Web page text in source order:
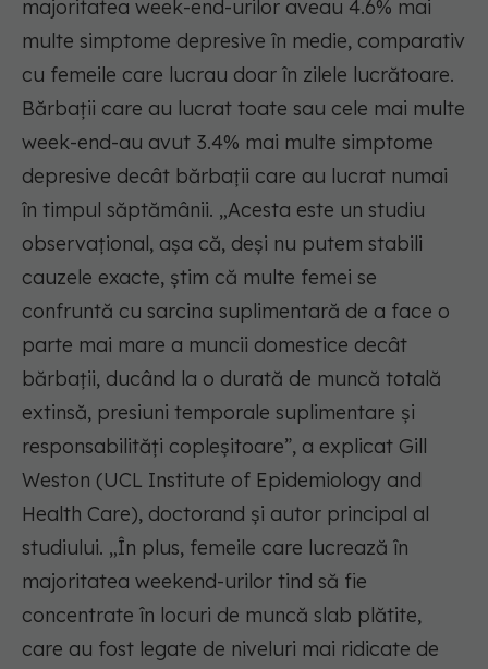
majoritatea week-end-urilor aveau 4.6% mai
multe simptome depresive în medie, comparativ
cu femeile care lucrau doar în zilele lucrătoare.
Bărbații care au lucrat toate sau cele mai multe
week-end-au avut 3.4% mai multe simptome
depresive decât bărbații care au lucrat numai
în timpul săptămânii. „Acesta este un studiu
observațional, așa că, deși nu putem stabili
cauzele exacte, știm că multe femei se
confruntă cu sarcina suplimentară de a face o
parte mai mare a muncii domestice decât
bărbații, ducând la o durată de muncă totală
extinsă, presiuni temporale suplimentare și
responsabilități copleșitoare”, a explicat Gill
Weston (UCL Institute of Epidemiology and
Health Care), doctorand și autor principal al
studiului. „În plus, femeile care lucrează în
majoritatea weekend-urilor tind să fie
concentrate în locuri de muncă slab plătite,
care au fost legate de niveluri mai ridicate de